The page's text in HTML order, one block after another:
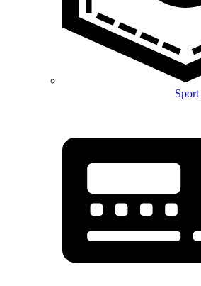
Sport